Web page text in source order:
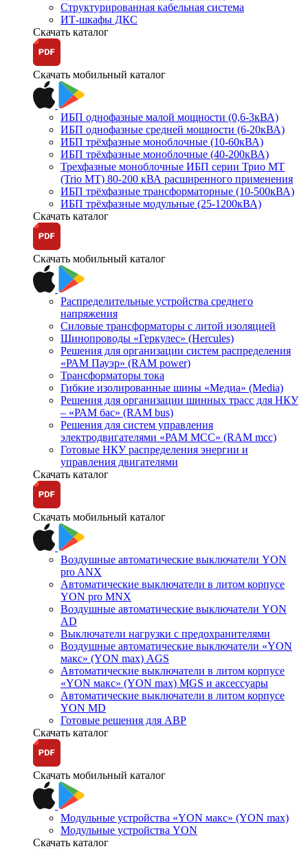
Структурированная кабельная система
ИТ-шкафы ДКС
Скачать каталог
Скачать мобильный каталог
ИБП однофазные малой мощности (0,6-3кВА)
ИБП однофазные средней мощности (6-20кВА)
ИБП трёхфазные моноблочные (10-60кВА)
ИБП трёхфазные моноблочные (40-200кВА)
Трехфазные моноблочные ИБП серии Трио МТ
(Trio MT) 80-200 кВА расширенного применения
ИБП трёхфазные трансформаторные (10-500кВА)
ИБП трёхфазные модульные (25-1200кВА)
Скачать каталог
Скачать мобильный каталог
Распределительные устройства среднего
напряжения
Силовые трансформаторы с литой изоляцией
Шинопроводы «Геркулес» (Hercules)
Решения для организации систем распределения
«РАМ Пауэр» (RAM power)
Трансформаторы тока
Гибкие изолированные шины «Медиа» (Media)
Решения для организации шинных трасс для НКУ
– «РАМ бас» (RAM bus)
Решения для систем управления
электродвигателями «РАМ МСС» (RAM mcc)
Готовые НКУ распределения энергии и
управления двигателями
Скачать каталог
Скачать мобильный каталог
Воздушные автоматические выключатели YON
pro ANX
Автоматические выключатели в литом корпусе
YON pro MNX
Воздушные автоматические выключатели YON
AD
Выключатели нагрузки с предохранителями
Воздушные автоматические выключатели «YON
макс» (YON max) AGS
Автоматические выключатели в литом корпусе
«YON макс» (YON max) MGS и аксессуары
Автоматические выключатели в литом корпусе
YON MD
Готовые решения для АВР
Скачать каталог
Скачать мобильный каталог
Модульные устройства «YON макс» (YON max)
Модульные устройства YON
Скачать каталог